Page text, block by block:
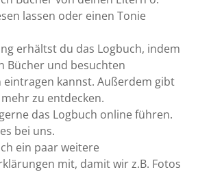
lassen oder einen Tonie
erhältst du das Logbuch, indem
Bücher und besuchten
kannst. Außerdem gibt
zu entdecken.
das Logbuch online führen.
bei uns.
ein paar weitere
mit, damit wir z.B. Fotos